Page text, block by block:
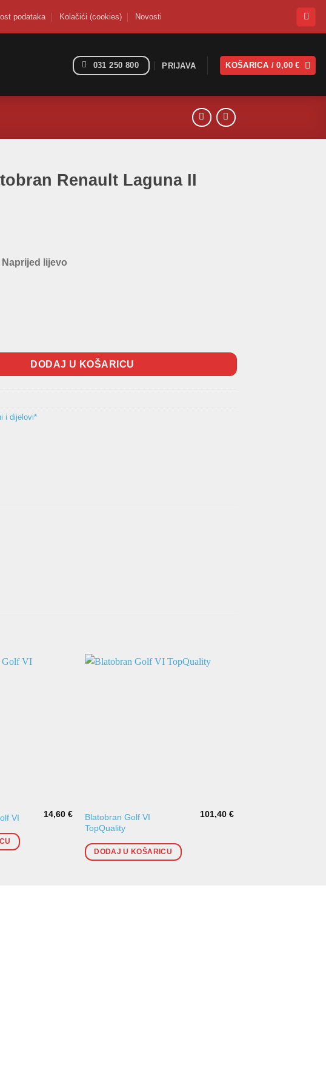
podataka Kolačići (cookies) Novosti
031 250 800 PRIJAVA KOŠARICA /0,00€
Renault Laguna II
Naprijed lijevo
Laguna II (-2005) količina
DODAJ U KOŠARICU
i dijelovi*
VI 14,60 €
Blatobran Golf VI
TopQuality
101,40€
DODAJ U KOŠARICU